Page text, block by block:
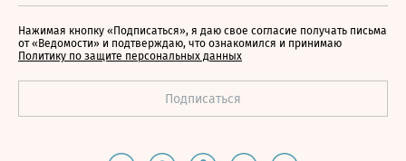
Нажимая кнопку «Подписаться», я даю свое согласие получать письма
от «Ведомости» и подтверждаю, что ознакомился и принимаю
Политику по защите персональных данных